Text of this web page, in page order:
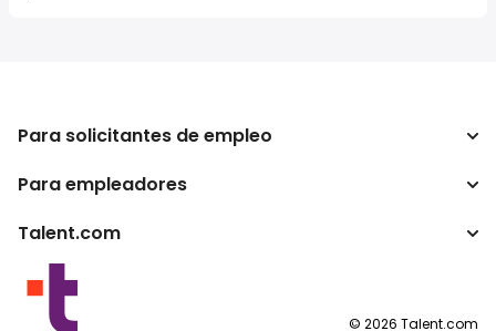
Para solicitantes de empleo
Buscador de trabajo
Para empleadores
Empresa
Programas para publishers
Talent.com
Otros países
Condiciones de uso
© 2026 Talent.com